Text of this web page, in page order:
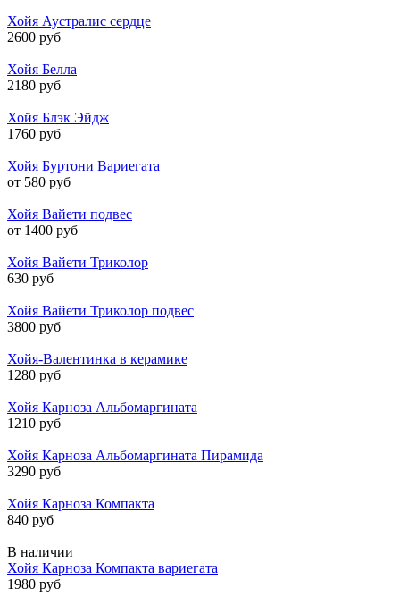
Хойя Аустралис сердце
2600 руб
Хойя Белла
2180 руб
Хойя Блэк Эйдж
1760 руб
Хойя Буртони Вариегата
от 580 руб
Хойя Вайети подвес
от 1400 руб
Хойя Вайети Триколор
630 руб
Хойя Вайети Триколор подвес
3800 руб
Хойя-Валентинка в керамике
1280 руб
Хойя Карноза Альбомаргината
1210 руб
Хойя Карноза Альбомаргината Пирамида
3290 руб
Хойя Карноза Компакта
840 руб
В наличии
Хойя Карноза Компакта вариегата
1980 руб